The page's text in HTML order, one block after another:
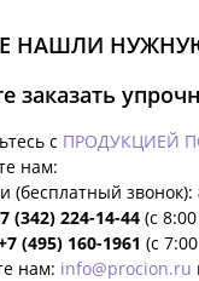
НАШЛИ
заказать
с ПРОДУКЦИЕЙ
нам:
(бесплатный звонок):
(342) 224-14-44 (с
(495) 160-1961 (с
нам: info@procion.ru